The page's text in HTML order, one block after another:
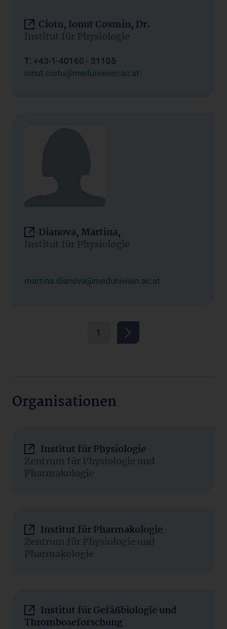
Ciotu, Ionut Cosmin, Dr.
Institut für Physiologie
T: +43-1-40160 - 31105
ionut.ciotu@meduniwien.ac.at
Dianova, Martina,
Institut für Physiologie
martina.dianova@meduniwien.ac.at
1
Organisationen
Institut für Physiologie
Zentrum für Physiologie und
Pharmakologie
Institut für Pharmakologie
Zentrum für Physiologie und
Pharmakologie
Institut für Gefäßbiologie und
Thromboseforschung